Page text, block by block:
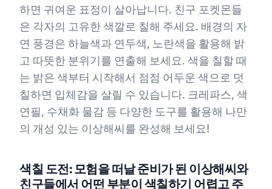
하면 귀여운 표정이 살아납니다. 친구 포켓몬들
은 각자의 고유한 색깔로 칠해 주세요. 배경의 자
연 풍경은 하늘색과 연두색, 노란색을 활용해 밝
고 따뜻한 분위기를 연출해 보세요. 색을 칠할 때
는 밝은 색부터 시작해서 점점 어두운 색으로 덧
칠하면 입체감을 살릴 수 있습니다. 크레파스, 색
연필, 수채화 물감 등 다양한 도구를 활용해 나만
의 개성 있는 이상해씨를 완성해 보세요!
색칠 도전: 모험을 떠날 준비가 된 이상해씨와
친구들에서 어떤 부분이 색칠하기 어렵고 주